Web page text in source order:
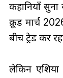
कहानियाँ
क्रूड मार्च
बीच ट्रेड कर
लेकिन